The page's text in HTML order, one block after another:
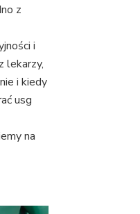
z
i
lekarzy,
i kiedy
usg
na